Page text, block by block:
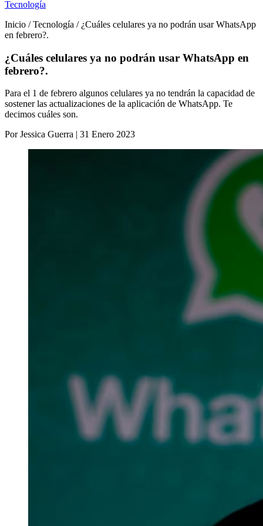
Tecnología
Inicio / Tecnología / ¿Cuáles celulares ya no podrán usar WhatsApp
en febrero?.
¿Cuáles celulares ya no podrán usar WhatsApp en
febrero?.
Para el 1 de febrero algunos celulares ya no tendrán la capacidad de
sostener las actualizaciones de la aplicación de WhatsApp. Te
decimos cuáles son.
Por Jessica Guerra | 31 Enero 2023